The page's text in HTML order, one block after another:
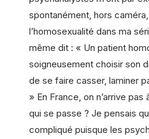
spontanément, hors
l’homosexualité dans ma
même dit : « Un patient
soigneusement choisir son
de se faire casser, laminer
» En France, on n’arrive pas
qui se passe ? Je pensais
compliqué puisque les